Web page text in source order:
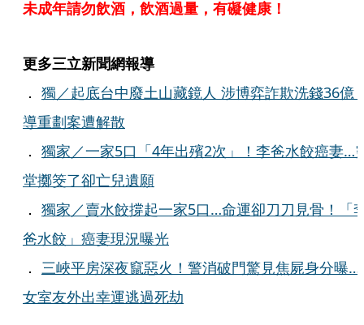
未成年請勿飲酒，飲酒過量，有礙健康！
更多三立新聞網報導
． 獨／起底台中廢土山藏鏡人 涉博弈詐欺洗錢36億
導重劃案遭解散
． 獨家／一家5口「4年出殯2次」！李爸水餃癌妻…
堂擲筊了卻亡兒遺願
． 獨家／賣水餃撐起一家5口…命運卻刀刀見骨！「
爸水餃」癌妻現況曝光
． 三峽平房深夜竄惡火！警消破門驚見焦屍身分曝…
女室友外出幸運逃過死劫